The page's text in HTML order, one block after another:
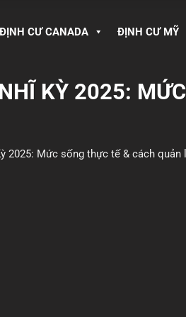
ĐỊNH CƯ CANADA ĐỊNH CƯ MỸ
KỲ 2025:
2025: Mức sống thực tế & cách quản